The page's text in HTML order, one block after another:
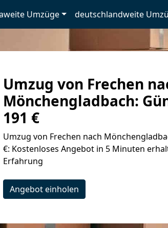
Umzüge deutschlandweite
Umzug von Frechen
Mönchen­gladbach:
191 €
Umzug von Frechen nach
€: Kostenloses Angebot in 5 Minuten
Erfahrung
Angebot einholen